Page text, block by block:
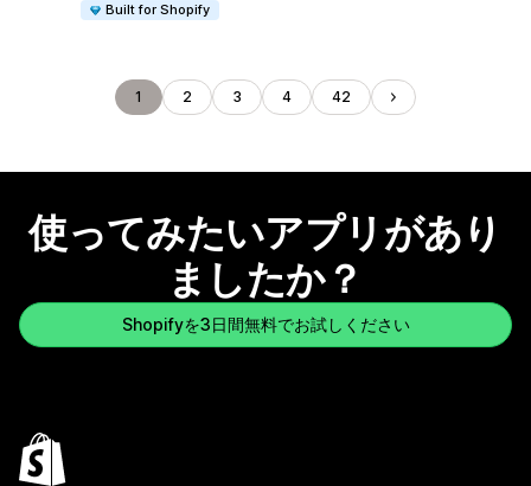
Built for Shopify
1 2 3 4 42
使ってみたいアプリがあり
ましたか？
Shopifyを3日間無料でお試しください